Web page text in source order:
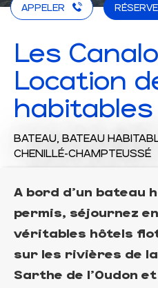
APPELER
Les
Location
habitables
BATEAU, BATEAU
CHENILLÉ-CHAMPTEUSSÉ
A bord d'un bateau
permis, séjournez
véritables hôtels
sur les rivières de
Sarthe de l'Oudon